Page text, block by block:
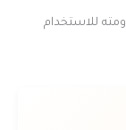
للاستخدام